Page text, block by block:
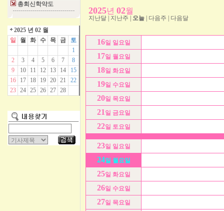
총회신학약도
2025 년 02 월
일
월 화 수 목 금
토
1
2
3 4 5 6 7
8
9
10 11 12 13 14
15
16
17 18 19 20 21
22
23
24 25 26 27 28
2025년 02월
지난달 지난주 오늘 다음주 다음달
16일 일요일
17일 월요일
18일 화요일
19일 수요일
20일 목요일
21 일 금요일
22일 토요일
23일 일요일
24일 월요일
25일 화요일
26일 수요일
27일 목요일